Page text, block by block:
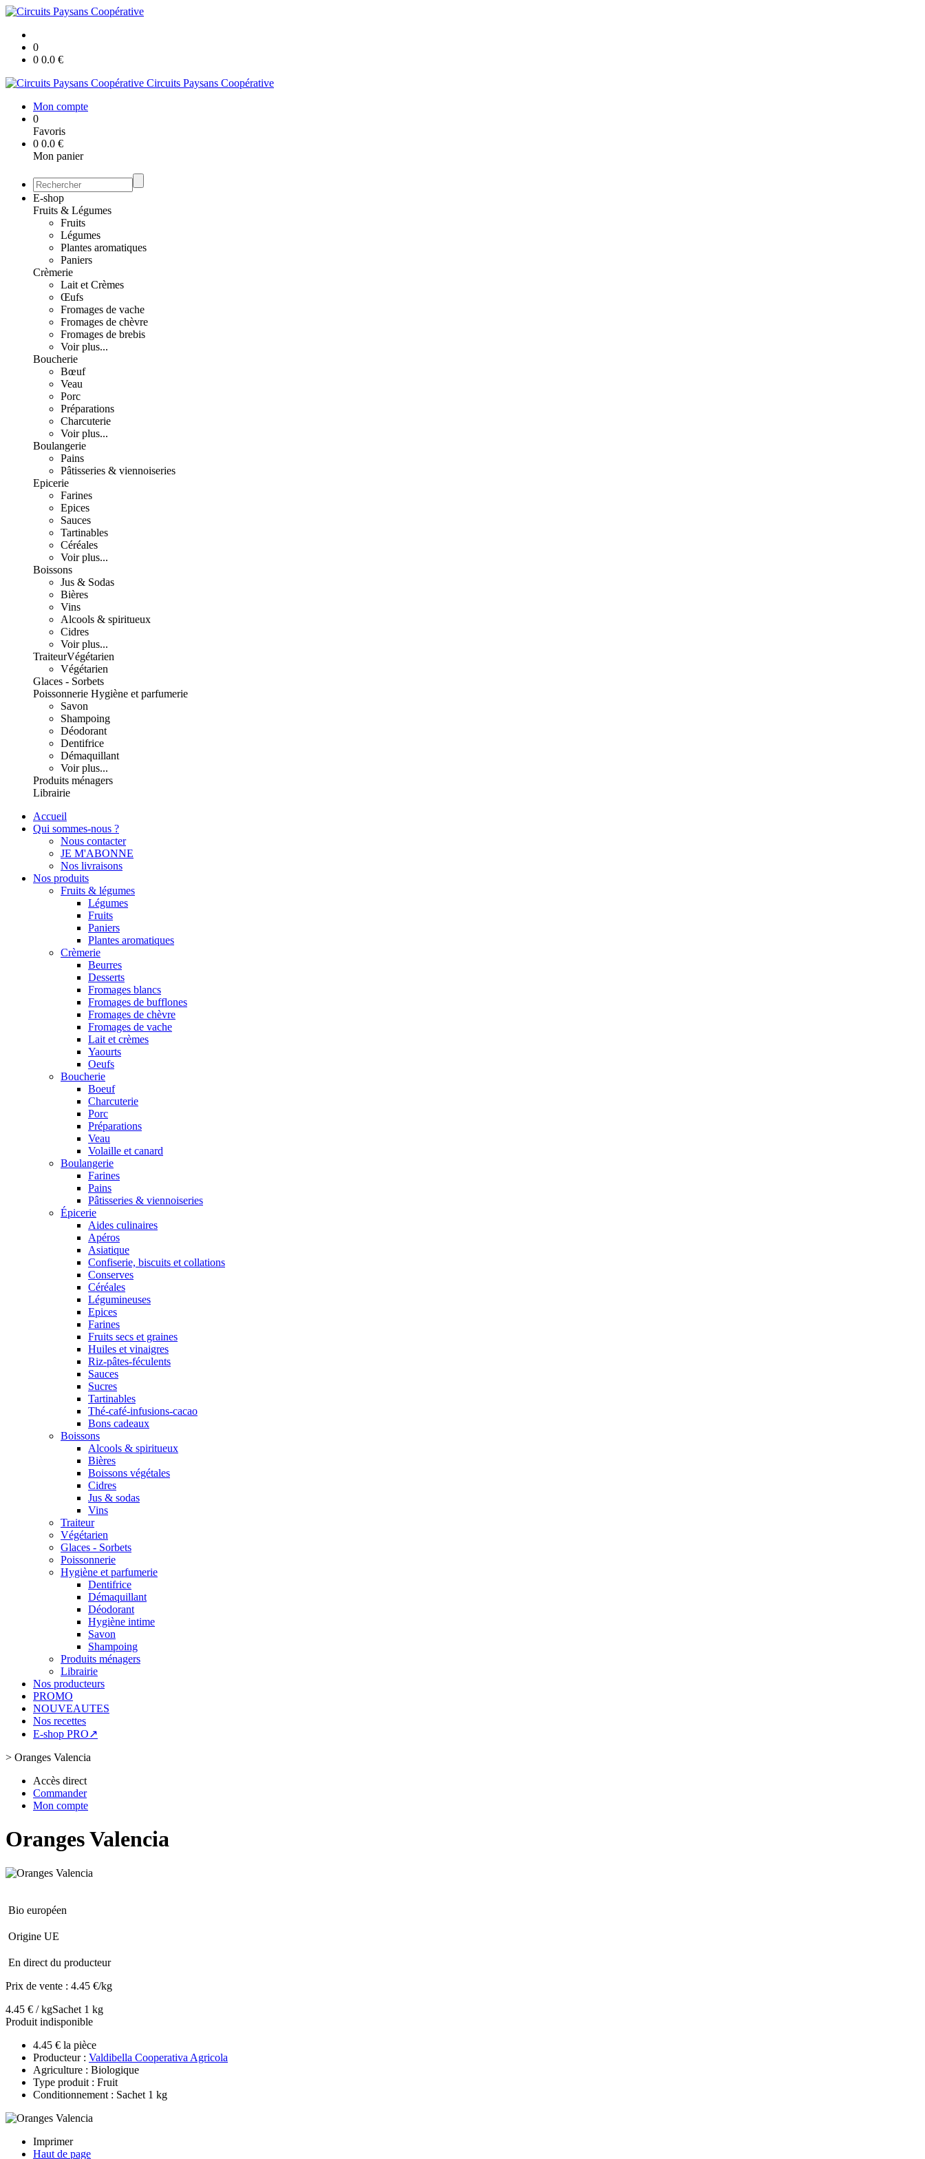
0
0 0.0 €
Circuits Paysans Coopérative
Mon compte
0
Favoris
0 0.0 €
Mon panier
E-shop
Fruits & Légumes
Fruits
Légumes
Plantes aromatiques
Paniers
Crèmerie
Lait et Crèmes
Œufs
Fromages de vache
Fromages de chèvre
Fromages de brebis
Voir plus...
Boucherie
Bœuf
Veau
Porc
Préparations
Charcuterie
Voir plus...
Boulangerie
Pains
Pâtisseries & viennoiseries
Epicerie
Farines
Epices
Sauces
Tartinables
Céréales
Voir plus...
Boissons
Jus & Sodas
Bières
Vins
Alcools & spiritueux
Cidres
Voir plus...
TraiteurVégétarien
Végétarien
Glaces - Sorbets
Poissonnerie Hygiène et parfumerie
Savon
Shampoing
Déodorant
Dentifrice
Démaquillant
Voir plus...
Produits ménagers
Librairie
Accueil
Qui sommes-nous ?
Nous contacter
JE M'ABONNE
Nos livraisons
Nos produits
Fruits & légumes
Légumes
Fruits
Paniers
Plantes aromatiques
Crèmerie
Beurres
Desserts
Fromages blancs
Fromages de bufflones
Fromages de chèvre
Fromages de vache
Lait et crèmes
Yaourts
Oeufs
Boucherie
Boeuf
Charcuterie
Porc
Préparations
Veau
Volaille et canard
Boulangerie
Farines
Pains
Pâtisseries & viennoiseries
Épicerie
Aides culinaires
Apéros
Asiatique
Confiserie, biscuits et collations
Conserves
Céréales
Légumineuses
Epices
Farines
Fruits secs et graines
Huiles et vinaigres
Riz-pâtes-féculents
Sauces
Sucres
Tartinables
Thé-café-infusions-cacao
Bons cadeaux
Boissons
Alcools & spiritueux
Bières
Boissons végétales
Cidres
Jus & sodas
Vins
Traiteur
Végétarien
Glaces - Sorbets
Poissonnerie
Hygiène et parfumerie
Dentifrice
Démaquillant
Déodorant
Hygiène intime
Savon
Shampoing
Produits ménagers
Librairie
Nos producteurs
PROMO
NOUVEAUTES
Nos recettes
E-shop PRO↗
> Oranges Valencia
Accès direct
Commander
Mon compte
Oranges Valencia
Bio européen
Origine UE
En direct du producteur
Prix de vente : 4.45 €/kg
4.45 € / kgSachet 1 kg
Produit indisponible
4.45 € la pièce
Producteur : Valdibella Cooperativa Agricola
Agriculture : Biologique
Type produit : Fruit
Conditionnement : Sachet 1 kg
Imprimer
Haut de page